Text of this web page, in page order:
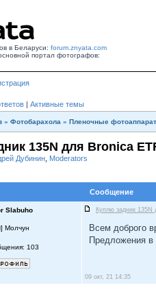
в Беларуси: forum.znyata.com
портал фотографов:
| Активные темы
» Фотобарахола » Пленочные
135N для Bronica
Дубинин Moderators
Сообщение
Slabuho Куплю задник 135N
] Молчун
103
Всем доброго
Предложения в
09 окт, 21 14:35